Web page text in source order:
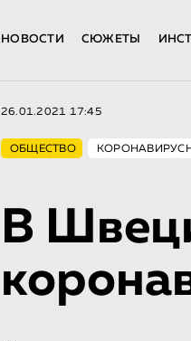
НОВОСТИ СЮЖЕТЫ
26.01.2021 17:45
ОБЩЕСТВО
В